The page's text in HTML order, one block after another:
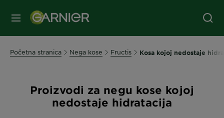
MENI
Početna stranica Nega kose Fructis Kosa kojoj nedostaje
Proizvodi za negu kose kojoj
nedostaje hidratacija